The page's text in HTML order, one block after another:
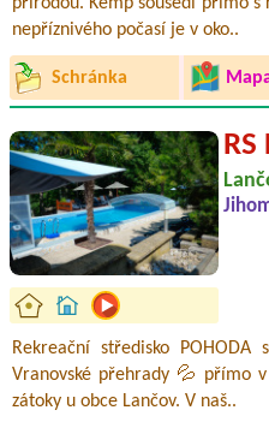
nepříznivého počasí je v oko..
Schránka
RS
Rekreační středisko
Vranovské přehrady 💦 přímo
zátoky u obce Lančov. V naš..